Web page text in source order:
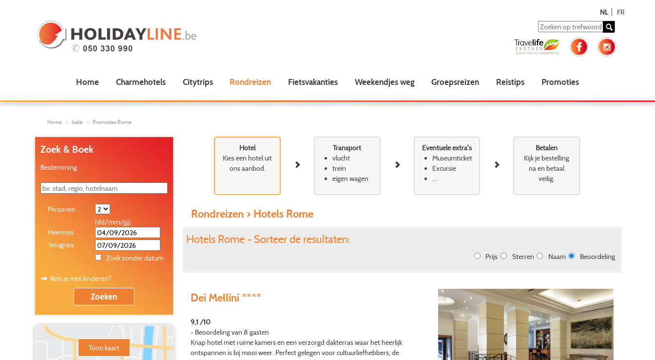
NL FR
Home Charmehotels Citytrips Rondreizen Fietsvakanties Weekendjes weg Groepsreizen Reistips Promoties
Home Italië Promoties Rome
Hotel
Kies een hotel uit
ons aanbod.
Transport
vlucht
trein
eigen wagen
Eventuele extra's
Museumticket
Excursie
Betalen
Kijk je bestelling
na en betaal
veilig.
Rondreizen > Hotels Rome
Hotels Rome - Sorteer de resultaten:
Prijs Sterren Naam Beoordeling
Dei Mellini ****
9,1 /10
- Beoordeling van 8 gasten
Knap hotel met ruime kamers en een verzorgd dakterras waar het heerlijk
ontspannen is bij mooi weer. Perfect gelegen voor cultuurliefhebbers, de
Zoek & Boek
Bestemming
Personen
(dd/mm/jjjj)
Heenreis
Terugreis
Zoek zonder datum
Reis je met kinderen?
Toon kaart